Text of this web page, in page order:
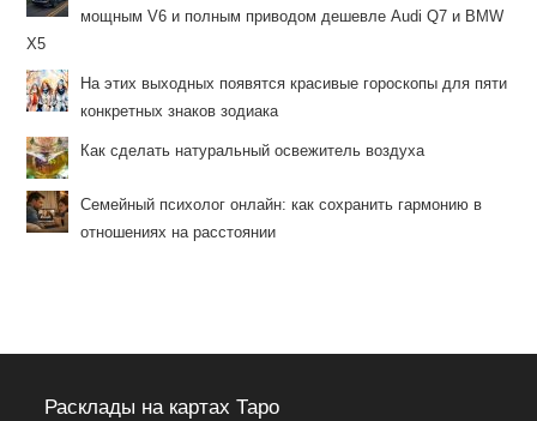
мощным V6 и полным приводом дешевле Audi Q7 и BMW
X5
На этих выходных появятся красивые гороскопы для пяти
конкретных знаков зодиака
Как сделать натуральный освежитель воздуха
Семейный психолог онлайн: как сохранить гармонию в
отношениях на расстоянии
Расклады на картах Таро